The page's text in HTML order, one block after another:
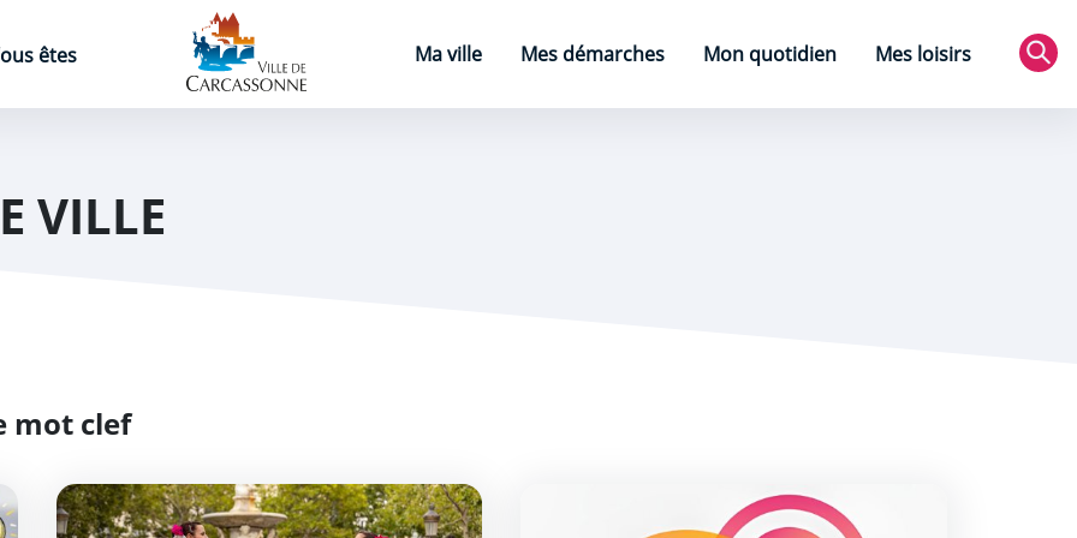
êtes
Page d'accueil
Ma ville
Mes démarches Mon quotidien
Mes loisirs
VILLE
mot clef
Agenda du centre-ville